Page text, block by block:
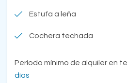
Estufa a leña
Cochera techada
Período mínimo de alquiler en
días